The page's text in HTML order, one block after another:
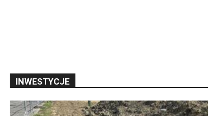
INWESTYCJE